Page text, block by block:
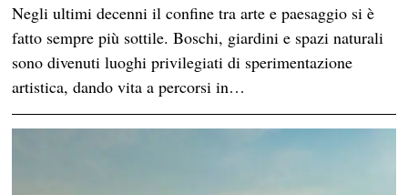
Negli ultimi decenni il confine tra arte e paesaggio si è
fatto sempre più sottile. Boschi, giardini e spazi naturali
sono divenuti luoghi privilegiati di sperimentazione
artistica, dando vita a percorsi in…